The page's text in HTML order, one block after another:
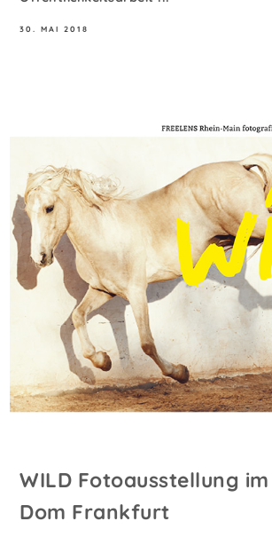
30. MAI 2018
WILD Fotoausstellung
Dom Frankfurt